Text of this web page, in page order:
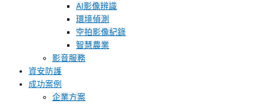
AI影像辨識
環境偵測
空拍影像紀錄
智慧農業
影音服務
資安防護
成功案例
企業方案